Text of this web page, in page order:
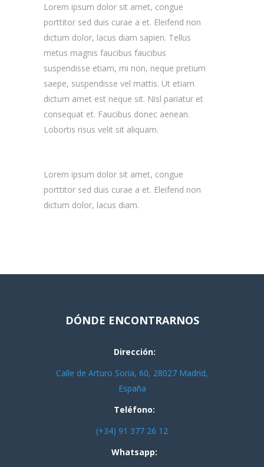
Lorem ipsum dolor sit amet, congue
porttitor sed duis curae a et. Eleifend non
dictum dolor, lacus diam sapien. Tellus
metus magnis faucibus faucibus
suspendisse etiam, mi non, neque pretium
saepe, suspendisse vel mattis. Ut etiam
dictum amet est neque sit. Nisl pariatur et
consequat et. Faucibus donec aenean.
Lobortis risus velit sit aliquam.
Lorem ipsum dolor sit amet, congue
porttitor sed duis curae a et. Eleifend non
dictum dolor, lacus diam.
DÓNDE ENCONTRARNOS
Dirección:
Calle de Arturo Soria, 60, 28027 Madrid,
España
Teléfono:
(+34) 91 377 26 12
Whatsapp: